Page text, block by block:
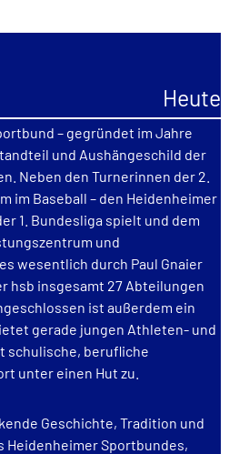
Heute
– gegründet im Jahre
und Aushängeschild der
Neben den Turnerinnen der 2.
im Baseball – den Heidenheimer
1. Bundesliga spielt und dem
und
wesentlich durch Paul Gnaier
hsb insgesamt 27 Abteilungen
ist außerdem ein
gerade jungen Athleten- und
schulische, berufliche
unter einen Hut zu.
Geschichte, Tradition und
Heidenheimer Sportbundes,